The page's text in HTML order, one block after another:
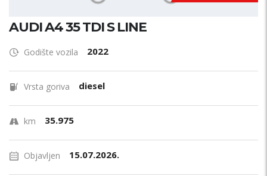
AUDI A4 35 TDI S LINE
Godište vozila 2022
Vrsta goriva diesel
km 35.975
Objavljen 15.07.2026.